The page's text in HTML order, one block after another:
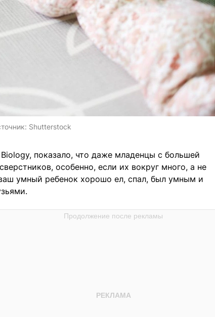
Shutterstock
показало, что даже младенцы с большей
особенно, если их вокруг много, а не
умный ребенок хорошо ел, спал, был умным и